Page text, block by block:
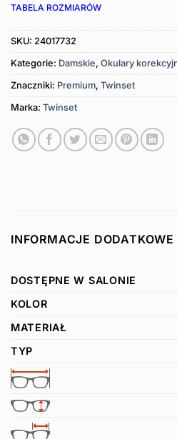
TABELA ROZMIARÓW
SKU: 24017732
Kategorie: Damskie, Okulary
Znaczniki: Premium, Twinset
Marka: Twinset
INFORMACJE DODATKOWE
DOSTĘPNE W SALONIE
KOLOR
MATERIAŁ
TYP